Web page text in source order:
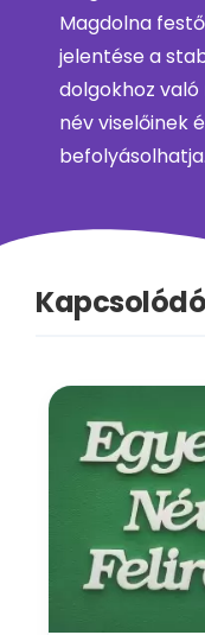
Magdolna
jelentése a
dolgokhoz
név viselőinek
befolyásolhatja.